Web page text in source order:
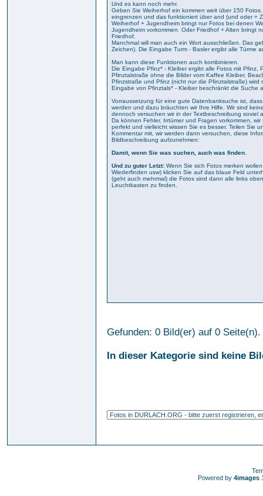
Und es kann noch mehr.
Geben Sie Weiherhof ein kommen weit über 150 Fotos.
eingrenzen und das funktioniert über and (und oder +
Weiherhof + Jugendheim bringt nur Fotos bei denen
Jugendheim vorkommen. Oder Friedhof + Alten bringt
Friedhof.
Manchmal will man auch ein Wort ausschließen. Das
Zeichen). Die Eingabe Turm - Basler ergibt alle Türme
Man kann diese Funktionen auch kombinieren.
Die Eingabe Pfinz* - Kleiber ergibt alle Fotos mit Pfinz,
Pfinztalstraße ohne die Bilder vom Kaffee Kleiber.
Pfinzstraße und Pfinz (nicht nur die Pfinztalstraße) wird
Eingabe von Pfinztals* - Kleiber beschränkt die Suche
Vorraussetzung für eine gute Datenbanksuche ist,
werden und dazu bräuchten wir Ihre Hilfe. Wir sind
dennoch versuchen wir in der Textbeschreibung soviel
Da können Fehler, Irrtümer und Fragen vorkommen, wir
perfekt und vielleicht wissen Sie es besser. Teilen Sie
Kommentar mit, wir werden dann versuchen, diese
Bildbeschreibung aufzunehmen:
Damit, wenn Sie was suchen, auch was finden.
Und zu guter Letzt:Wenn Sie sich Fotos merken wollen
Wiederfinden usw) klicken Sie auf das blaue Feld
(geht auch mehrmal) die Fotos sind dann alle links
Leuchtkasten zu finden.
Gefunden: 0 Bild(er) auf 0
In dieser Kategorie sind keine
Powered by 4images